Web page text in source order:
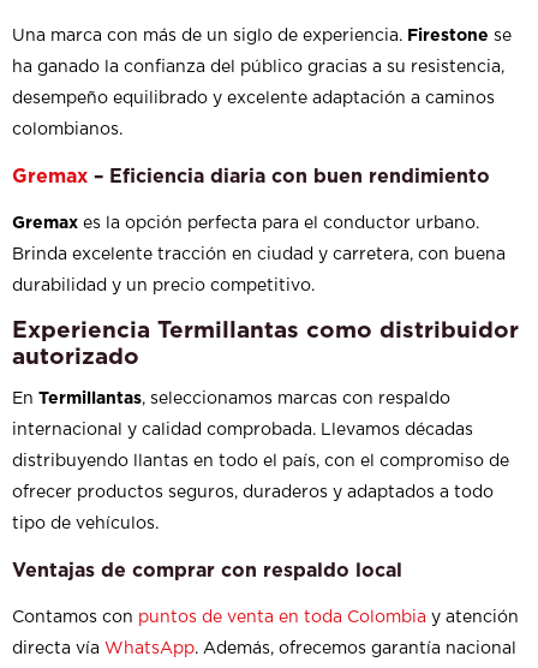
Una marca con más de un siglo de experiencia. Firestone se
ha ganado la confianza del público gracias a su resistencia,
desempeño equilibrado y excelente adaptación a caminos
colombianos.
Gremax – Eficiencia diaria con buen rendimiento
Gremax es la opción perfecta para el conductor urbano.
Brinda excelente tracción en ciudad y carretera, con buena
durabilidad y un precio competitivo.
Experiencia Termillantas como distribuidor
autorizado
En Termillantas, seleccionamos marcas con respaldo
internacional y calidad comprobada. Llevamos décadas
distribuyendo llantas en todo el país, con el compromiso de
ofrecer productos seguros, duraderos y adaptados a todo
tipo de vehículos.
Ventajas de comprar con respaldo local
Contamos con puntos de venta en toda Colombia y atención
directa vía WhatsApp. Además, ofrecemos garantía nacional